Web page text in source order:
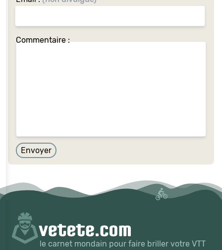
Commentaire :
Envoyer
le carnet mondain pour faire briller votre VTT